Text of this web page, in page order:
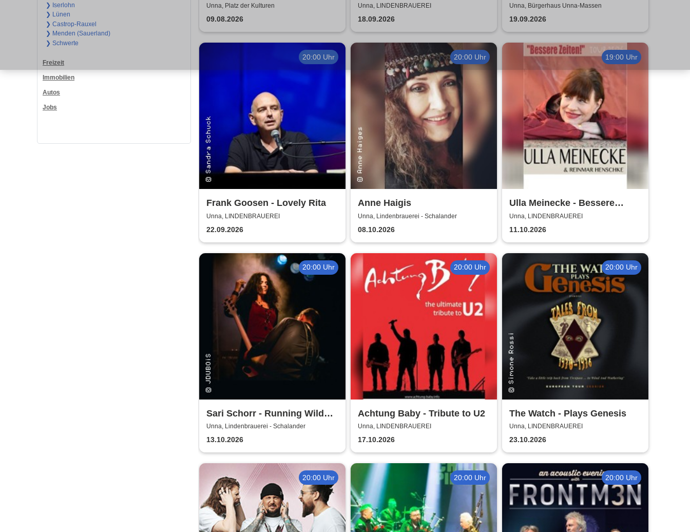
❯ Iserlohn
❯ Lünen
❯ Castrop-Rauxel
❯ Menden (Sauerland)
❯ Schwerte
Freizeit
Immobilien
Autos
Jobs
2026
Unna, Platz der Kulturen
09.08.2026
Peter Gabriel
Unna, LINDENBRAUEREI
18.09.2026
Unna, Bürgerhaus Unna-Massen
19.09.2026
20:00 Uhr
Frank Goosen - Lovely Rita
Unna, LINDENBRAUEREI
22.09.2026
20:00 Uhr
Anne Haigis
Unna, Lindenbrauerei - Schalander
08.10.2026
19:00 Uhr
Ulla Meinecke - Bessere
Zeiten Tour
Unna, LINDENBRAUEREI
11.10.2026
20:00 Uhr
Sari Schorr - Running Wild
Tour 2026
Unna, Lindenbrauerei - Schalander
13.10.2026
20:00 Uhr
Achtung Baby - Tribute to U2
Unna, LINDENBRAUEREI
17.10.2026
20:00 Uhr
The Watch - Plays Genesis
Unna, LINDENBRAUEREI
23.10.2026
20:00 Uhr 20:00 Uhr 20:00 Uhr